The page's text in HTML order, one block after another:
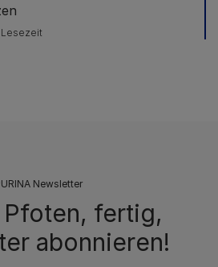
Lesezeit
Newsletter
fertig,
abonnieren!